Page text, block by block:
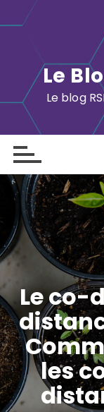
k
o
t
Le
Le blog
Le co-
les